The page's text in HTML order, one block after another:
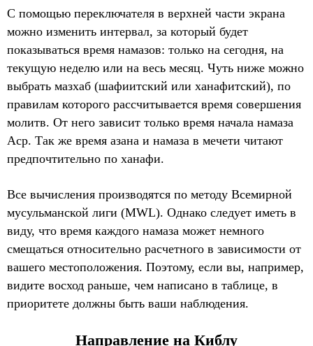
С помощью переключателя в верхней части экрана
можно изменить интервал, за который будет
показываться время намазов: только на сегодня, на
текущую неделю или на весь месяц. Чуть ниже можно
выбрать мазхаб (шафиитский или ханафитский), по
правилам которого рассчитывается время совершения
молитв. От него зависит только время начала намаза
Аср. Так же время азана и намаза в мечети читают
предпочтительно по ханафи.
Все вычисления производятся по методу Всемирной
мусульманской лиги (MWL). Однако следует иметь в
виду, что время каждого намаза может немного
смещаться относительно расчетного в зависимости от
вашего местоположения. Поэтому, если вы, например,
видите восход раньше, чем написано в таблице, в
приоритете должны быть ваши наблюдения.
Направление на Киблу